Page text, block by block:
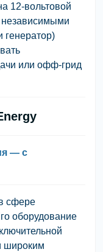
12-вольтовой
генератор)
или офф-грид
— с
сфере
оборудование
широким